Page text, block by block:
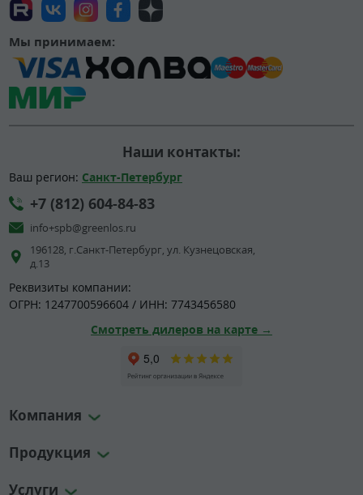
Мы принимаем:
Наши контакты:
Ваш регион: Санкт-Петербург
+7 (812) 604-84-83
info+spb@greenlos.ru
196128, г.Санкт-Петербург, ул. Кузнецовская,
д.13
Реквизиты компании:
ОГРН: 1247700596604 / ИНН: 7743456580
Смотреть дилеров на карте →
Компания
Продукция
Услуги